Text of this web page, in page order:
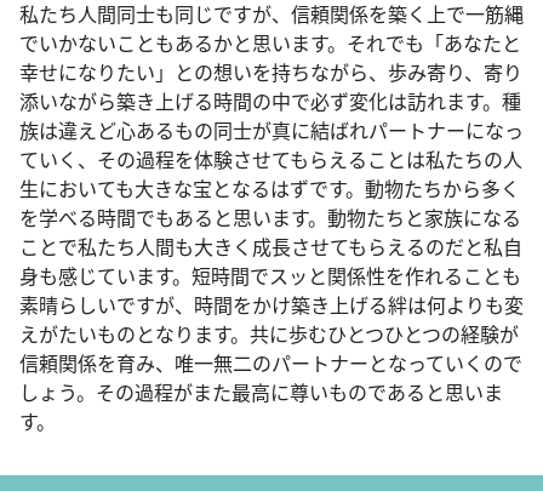
私たち人間同士も同じですが、信頼関係を築く上で一筋縄
でいかないこともあるかと思います。それでも「あなたと
幸せになりたい」との想いを持ちながら、歩み寄り、寄り
添いながら築き上げる時間の中で必ず変化は訪れます。種
族は違えど心あるもの同士が真に結ばれパートナーになっ
ていく、その過程を体験させてもらえることは私たちの人
生においても大きな宝となるはずです。動物たちから多く
を学べる時間でもあると思います。動物たちと家族になる
ことで私たち人間も大きく成長させてもらえるのだと私自
身も感じています。短時間でスッと関係性を作れることも
素晴らしいですが、時間をかけ築き上げる絆は何よりも変
えがたいものとなります。共に歩むひとつひとつの経験が
信頼関係を育み、唯一無二のパートナーとなっていくので
しょう。その過程がまた最高に尊いものであると思いま
す。